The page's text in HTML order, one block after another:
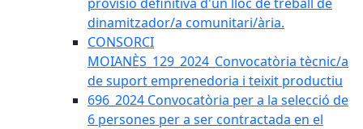
dinamitzador/a comunitari/ària.
CONSORCI
MOIANÈS_129_2024_Convocatòria tècnic/a
de suport emprenedoria i teixit productiu
696_2024 Convocatòria per a la selecció de
6 persones per a ser contractada en el